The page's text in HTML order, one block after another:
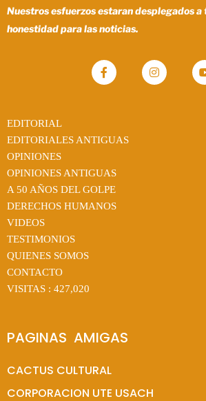
Nuestros esfuerzos estaran desplegados a
honestidad para las noticias.
EDITORIAL
EDITORIALES ANTIGUAS
OPINIONES
OPINIONES ANTIGUAS
A 50 AÑOS DEL GOLPE
DERECHOS HUMANOS
VIDEOS
TESTIMONIOS
QUIENES SOMOS
CONTACTO
VISITAS : 427,020
PAGINAS  AMIGAS
CACTUS CULTURAL
CORPORACION UTE USACH